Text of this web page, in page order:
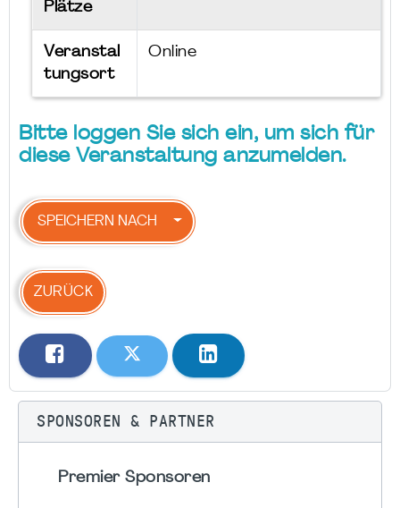
Plätze
Veranstal
tungsort
Online
Bitte loggen Sie sich ein, um sich für
diese Veranstaltung anzumelden.
SPEICHERN NACH
ZURÜCK
SPONSOREN & PARTNER
Premier Sponsoren